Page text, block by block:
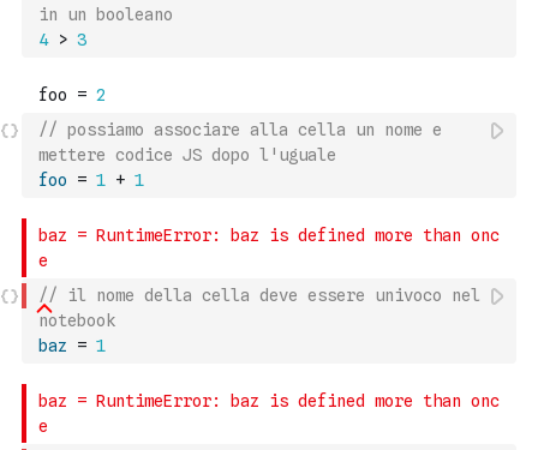
in un booleano
4
> 3
// possiamo associare alla cella un nome e
mettere codice JS dopo l'uguale
foo
= 1 + 1
// il nome della cella deve essere univoco nel
notebook
baz
= 1